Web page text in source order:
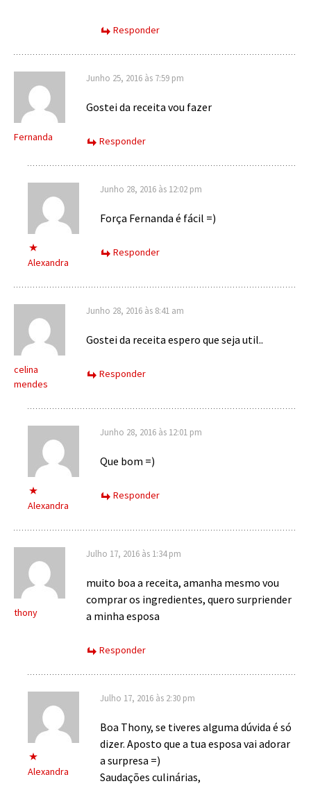
Responder
Fernanda
Junho 25, 2016 às 7:59 pm
Gostei da receita vou fazer
Responder
Alexandra
Junho 28, 2016 às 12:02 pm
Força Fernanda é fácil =)
Responder
celina
mendes
Junho 28, 2016 às 8:41 am
Gostei da receita espero que seja util..
Responder
Alexandra
Junho 28, 2016 às 12:01 pm
Que bom =)
Responder
thony
Julho 17, 2016 às 1:34 pm
muito boa a receita, amanha mesmo vou
comprar os ingredientes, quero surpriender
a minha esposa
Responder
Alexandra
Julho 17, 2016 às 2:30 pm
Boa Thony, se tiveres alguma dúvida é só
dizer. Aposto que a tua esposa vai adorar
a surpresa =)
Saudações culinárias,